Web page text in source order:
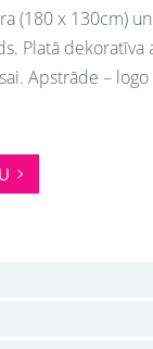
(180 x 130cm)
Platā dekoratīva
Apstrāde –